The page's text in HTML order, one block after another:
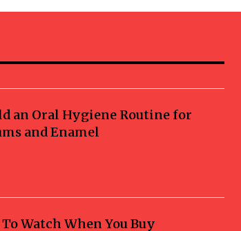
an Oral Hygiene Routine for
and Enamel
To Watch When You Buy